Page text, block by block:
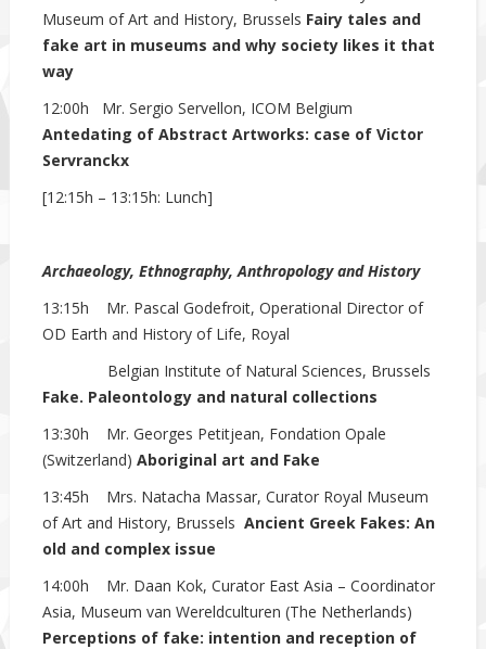
Museum of Art and History, Brussels Fairy tales and
fake art in museums and why society likes it that
way
12:00h Mr. Sergio Servellon, ICOM Belgium
Antedating of Abstract Artworks: case of Victor
Servranckx
[12:15h – 13:15h: Lunch]
Archaeology, Ethnography, Anthropology and History
13:15h Mr. Pascal Godefroit, Operational Director of
OD Earth and History of Life, Royal
Belgian Institute of Natural Sciences, Brussels
Fake. Paleontology and natural collections
13:30h Mr. Georges Petitjean, Fondation Opale
(Switzerland) Aboriginal art and Fake
13:45h Mrs. Natacha Massar, Curator Royal Museum
of Art and History, Brussels Ancient Greek Fakes: An
old and complex issue
14:00h Mr. Daan Kok, Curator East Asia – Coordinator
Asia, Museum van Wereldculturen (The Netherlands)
Perceptions of fake: intention and reception of